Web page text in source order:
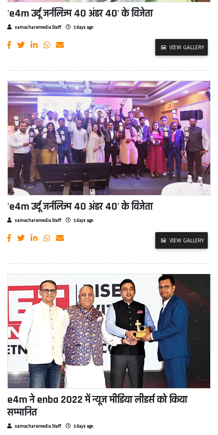
'e4m उर्दू जर्नलिज्म 40 अंडर 40' के विजेता
samachar4media Staff 5 days ago
VIEW GALLERY
'e4m उर्दू जर्नलिज्म 40 अंडर 40' के विजेता
samachar4media Staff 5 days ago
VIEW GALLERY
e4m ने enba 2022 में न्यूज मीडिया लीडर्स को किया
सम्मानित
samachar4media Staff 5 days ago